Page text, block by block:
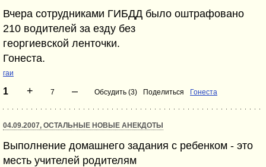
Вчера сотрудниками ГИБДД было оштрафовано
210 водителей за езду без
георгиевской ленточки.
Гонеста.
гаи
1 + 7 – Обсудить (3) Поделиться Гонеста
04.09.2007, ОСТАЛЬНЫЕ НОВЫЕ АНЕКДОТЫ
Выполнение домашнего задания с ребенком - это
месть учителей родителям